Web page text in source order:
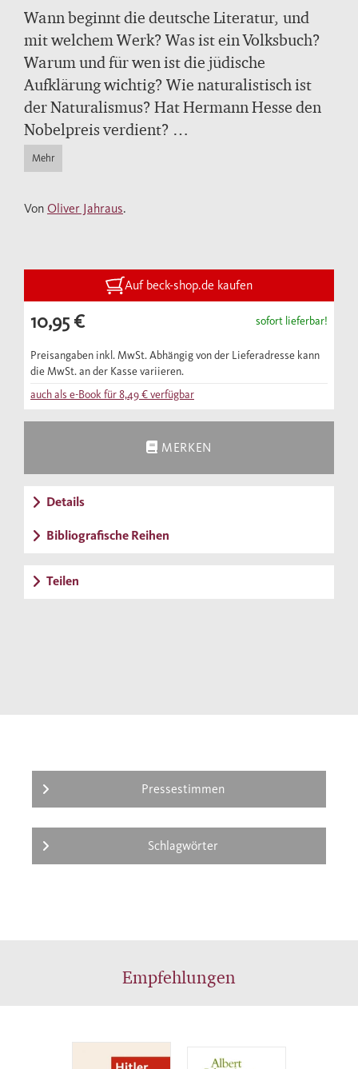
Wann beginnt die deutsche Literatur, und
mit welchem Werk? Was ist ein Volksbuch?
Warum und für wen ist die jüdische
Aufklärung wichtig? Wie naturalistisch ist
der Naturalismus? Hat Hermann Hesse den
Nobelpreis verdient?
Kenntnisreich und unterhaltsam führt Oliver
Jahraus seine Leser durch die deutsche
unmittelbare Gegenwart. Das Buch gibt
sagt, was an ihnen neu und wichtig ist. Es ist
deutscher Literatur.
Mehr
Von Oliver Jahraus.
Auf beck-shop.de kaufen
10,95 € sofort lieferbar!
Preisangaben inkl. MwSt. Abhängig von der Lieferadresse kann
die MwSt. an der Kasse variieren.
auch als e-Book für8,49 €verfügbar
MERKEN
Details
Bibliografische Reihen
Teilen
Pressestimmen
Schlagwörter
Empfehlungen